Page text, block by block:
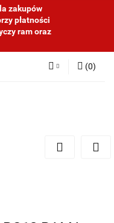
zakupów
płatności
ram oraz
(0)